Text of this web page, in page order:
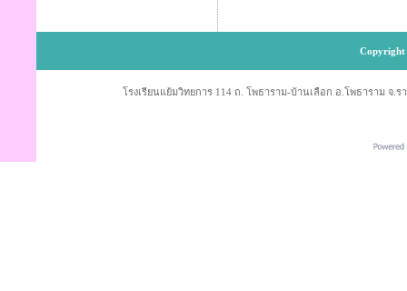
Copyright
โรงเรียนแย้มวิทยการ 114 ถ. โพธาราม-บ้านเลือก อ.โพธาราม จ.